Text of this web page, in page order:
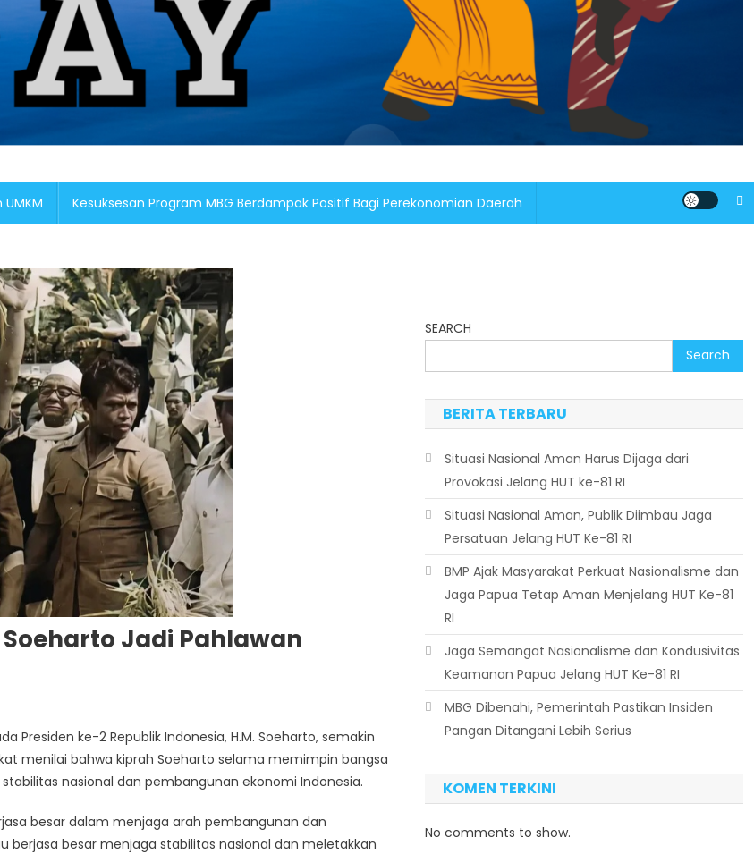
Kesuksesan Program MBG Berdampak Positif Bagi Perekonomian Daerah
Jadi Pahlawan
Presiden ke-2 Republik Indonesia, H.M. Soeharto, semakin
menilai bahwa kiprah Soeharto selama memimpin bangsa
nasional dan pembangunan ekonomi Indonesia.
besar dalam menjaga arah pembangunan dan
berjasa besar menjaga stabilitas nasional dan meletakkan
SEARCH
Search
BERITA TERBARU
Situasi Nasional Aman Harus Dijaga dari
Provokasi Jelang HUT ke-81 RI
Situasi Nasional Aman, Publik Diimbau Jaga
Persatuan Jelang HUT Ke-81 RI
BMP Ajak Masyarakat Perkuat Nasionalisme dan
Jaga Papua Tetap Aman Menjelang HUT Ke-81
RI
Jaga Semangat Nasionalisme dan Kondusivitas
Keamanan Papua Jelang HUT Ke-81 RI
MBG Dibenahi, Pemerintah Pastikan Insiden
Pangan Ditangani Lebih Serius
KOMEN TERKINI
No comments to show.